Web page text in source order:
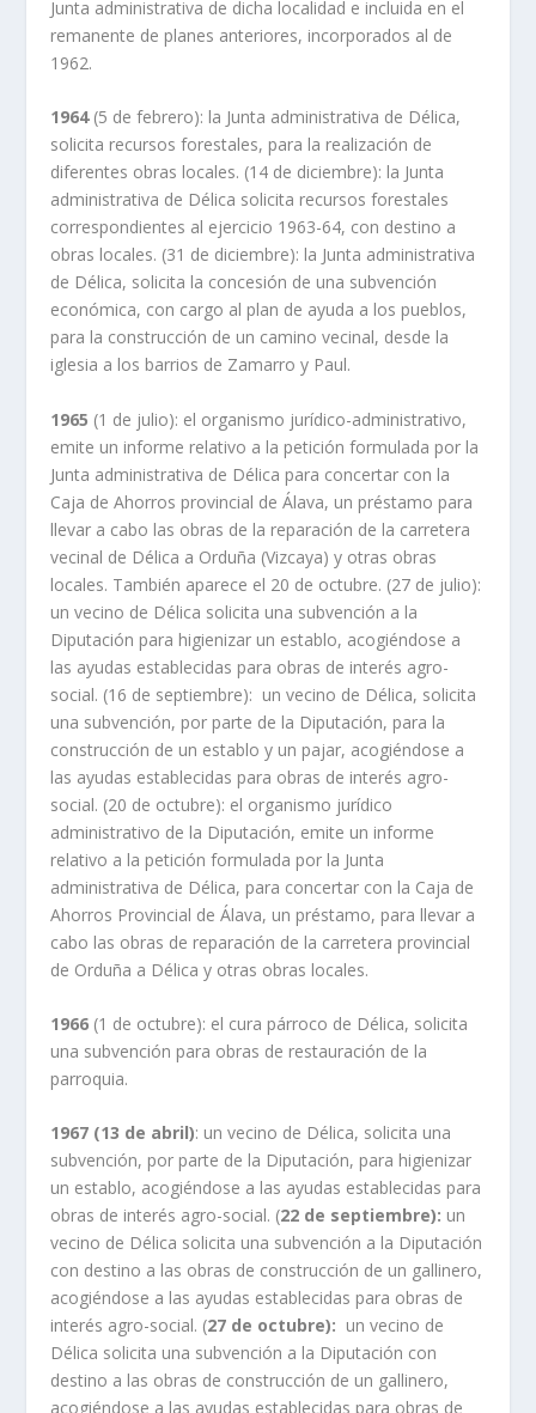
Junta administrativa de dicha localidad e incluida en el
remanente de planes anteriores, incorporados al de
1962.
1964 (5 de febrero): la Junta administrativa de Délica,
solicita recursos forestales, para la realización de
diferentes obras locales. (14 de diciembre): la Junta
administrativa de Délica solicita recursos forestales
correspondientes al ejercicio 1963-64, con destino a
obras locales. (31 de diciembre): la Junta administrativa
de Délica, solicita la concesión de una subvención
económica, con cargo al plan de ayuda a los pueblos,
para la construcción de un camino vecinal, desde la
iglesia a los barrios de Zamarro y Paul.
1965 (1 de julio): el organismo jurídico-administrativo,
emite un informe relativo a la petición formulada por la
Junta administrativa de Délica para concertar con la
Caja de Ahorros provincial de Álava, un préstamo para
llevar a cabo las obras de la reparación de la carretera
vecinal de Délica a Orduña (Vizcaya) y otras obras
locales. También aparece el 20 de octubre. (27 de julio):
un vecino de Délica solicita una subvención a la
Diputación para higienizar un establo, acogiéndose a
las ayudas establecidas para obras de interés agro-
social. (16 de septiembre): un vecino de Délica, solicita
una subvención, por parte de la Diputación, para la
construcción de un establo y un pajar, acogiéndose a
las ayudas establecidas para obras de interés agro-
social. (20 de octubre): el organismo jurídico
administrativo de la Diputación, emite un informe
relativo a la petición formulada por la Junta
administrativa de Délica, para concertar con la Caja de
Ahorros Provincial de Álava, un préstamo, para llevar a
cabo las obras de reparación de la carretera provincial
de Orduña a Délica y otras obras locales.
1966 (1 de octubre): el cura párroco de Délica, solicita
una subvención para obras de restauración de la
parroquia.
1967 (13 de abril): un vecino de Délica, solicita una
subvención, por parte de la Diputación, para higienizar
un establo, acogiéndose a las ayudas establecidas para
obras de interés agro-social. (22 de septiembre): un
vecino de Délica solicita una subvención a la Diputación
con destino a las obras de construcción de un gallinero,
acogiéndose a las ayudas establecidas para obras de
interés agro-social. (27 de octubre): un vecino de
Délica solicita una subvención a la Diputación con
destino a las obras de construcción de un gallinero,
acogiéndose a las ayudas establecidas para obras de